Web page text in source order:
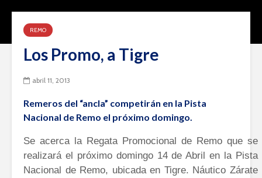
REMO
Los Promo, a Tigre
abril 11, 2013
Remeros del “ancla” competirán en la Pista
Nacional de Remo el próximo domingo.
Se acerca la Regata Promocional de Remo que se
realizará el próximo domingo 14 de Abril en la Pista
Nacional de Remo, ubicada en Tigre. Náutico Zárate